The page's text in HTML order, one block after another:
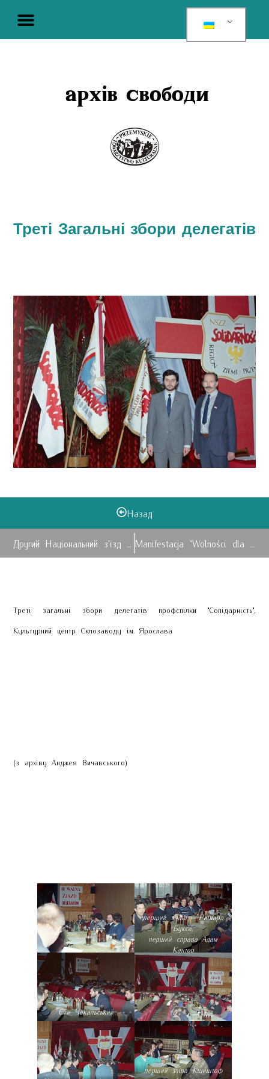
архів свободи
Треті Загальні збори делегатів
Назад
Треті загальні збори делегатів профспілки "Солідарність",
Культурний центр Склозаводу ім. Ярослава
(з архіву Анджея Вичавського)
перший зліва - Ришард
Букса,
перший справа Адам
Кантор
Єжи Чекальський
перший зліва Кшиштоф